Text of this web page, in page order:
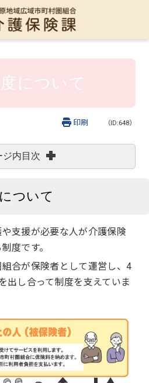
について
（ID:648）
印刷
ジ内目次
ついて
支援が必要な人が介護保険
度です。
合が保険者として運営し、4
出し合って制度を支えていま